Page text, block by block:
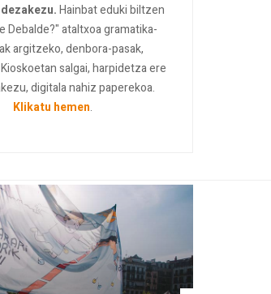
Hainbat eduki biltzen
Debalde?" ataltxoa gramatika-
argitzeko, denbora-pasak,
salgai, harpidetza ere
digitala nahiz paperekoa.
Klikatu hemen.